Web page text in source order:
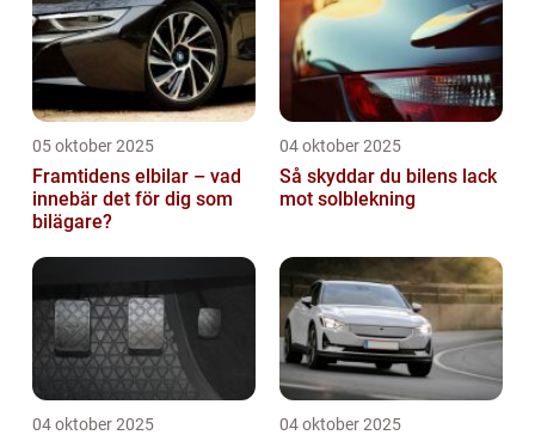
05 oktober 2025
Framtidens elbilar – vad
innebär det för dig som
bilägare?
04 oktober 2025
Så skyddar du bilens lack
mot solblekning
04 oktober 2025 04 oktober 2025